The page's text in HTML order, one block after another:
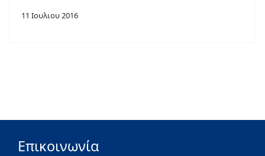
11 Ιουλιου 2016
Επικοινωνία